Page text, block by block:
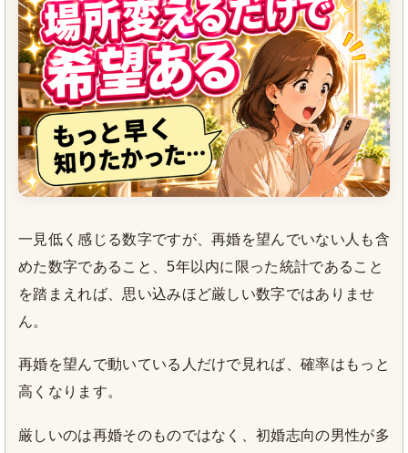
一見低く感じる数字ですが、再婚を望んでいない人も含
めた数字であること、5年以内に限った統計であること
を踏まえれば、思い込みほど厳しい数字ではありませ
ん。
再婚を望んで動いている人だけで見れば、確率はもっと
高くなります。
厳しいのは再婚そのものではなく、初婚志向の男性が多